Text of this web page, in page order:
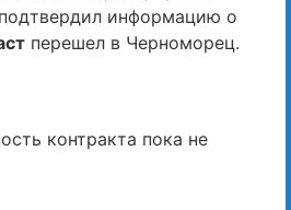
информацию о
перешел в Черноморец.
контракта пока не